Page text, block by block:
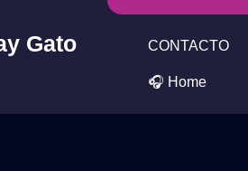
Gato
CONTACTO
🎧 Home